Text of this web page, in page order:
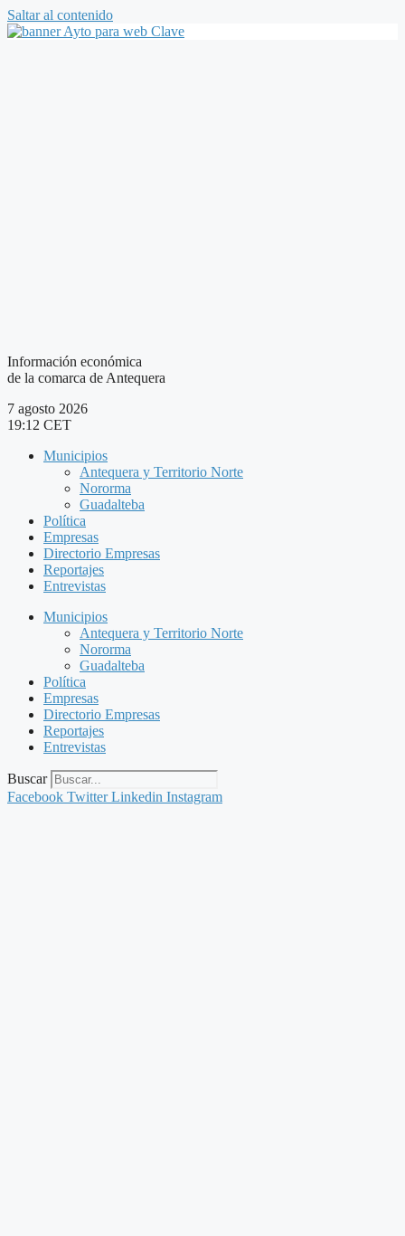
Saltar al contenido
Información económica
de la comarca de Antequera
7 agosto 2026
19:12 CET
Municipios
Antequera y Territorio Norte
Nororma
Guadalteba
Política
Empresas
Directorio Empresas
Reportajes
Entrevistas
Municipios
Antequera y Territorio Norte
Nororma
Guadalteba
Política
Empresas
Directorio Empresas
Reportajes
Entrevistas
Buscar
Facebook Twitter Linkedin Instagram